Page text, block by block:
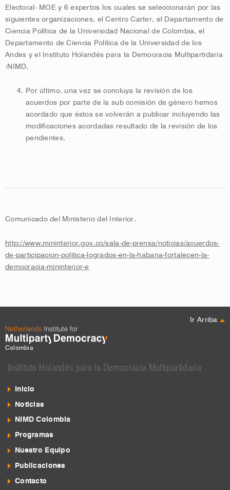
Electoral- MOE y 6 expertos los cuales se seleccionarán por las
siguientes organizaciones, el Centro Carter, el Departamento de
Ciencia Política de la Universidad Nacional de Colombia, el
Departamento de Ciencia Política de la Universidad de los
Andes y el Instituto Holandés para la Democracia Multipartidaria
-NIMD.
Por último, una vez se concluya la revisión de los
acuerdos por parte de la sub comisión de género hemos
acordado que éstos se volverán a publicar incluyendo las
modificaciones acordadas resultado de la revisión de los
pendientes.
Comunicado del Ministerio del Interior.
http://www.mininterior.gov.co/sala-de-prensa/noticias/acuerdos-
de-participacion-politica-logrados-en-la-habana-fortalecen-la-
democracia-mininterior-e
Ir Arriba
Colombia
Instituto Holandés para la Democracia Multipartidaria
Inicio
Noticias
NIMD Colombia
Programas
Nuestro Equipo
Publicaciones
Contacto